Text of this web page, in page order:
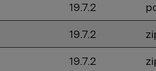
19.7.2
19.7.2
19.7.2